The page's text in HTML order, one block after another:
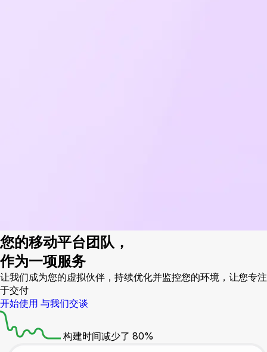
您的移动平台团队，
作为一项服务
让我们成为您的虚拟伙伴，持续优化并监控您的环境，让您专注
于交付
开始使用 与我们交谈
构建时间减少了 80%